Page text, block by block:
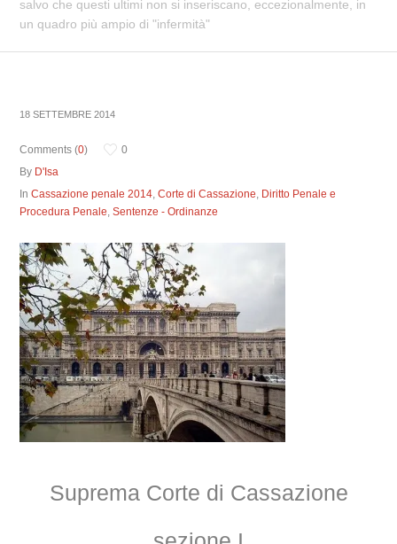
salvo che questi ultimi non si inseriscano, eccezionalmente, in
un quadro più ampio di "infermità"
18 SETTEMBRE 2014
Comments (0)
0
By D'Isa
InCassazione penale 2014,Corte di Cassazione, Diritto Penale e
Procedura Penale,Sentenze - Ordinanze
Suprema Corte di Cassazione